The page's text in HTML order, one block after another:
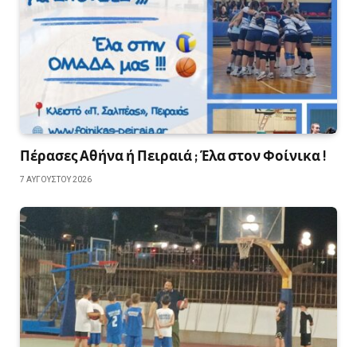
Πέρασες Αθήνα ή Πειραιά ; Έλα στον Φοίνικα !
7 ΑΥΓΟΎΣΤΟΥ 2026